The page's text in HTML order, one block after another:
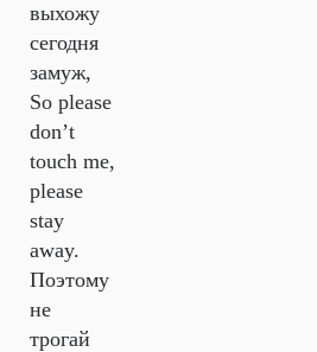
выхожу
сегодня
замуж,
So please
don’t
touch me,
please
stay
away.
Поэтому
не
трогай